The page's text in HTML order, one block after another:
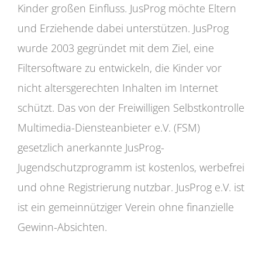
Kinder großen Einfluss. JusProg möchte Eltern
und Erziehende dabei unterstützen. JusProg
wurde 2003 gegründet mit dem Ziel, eine
Filtersoftware zu entwickeln, die Kinder vor
nicht altersgerechten Inhalten im Internet
schützt. Das von der Freiwilligen Selbstkontrolle
Multimedia-Diensteanbieter e.V. (FSM)
gesetzlich anerkannte JusProg-
Jugendschutzprogramm ist kostenlos, werbefrei
und ohne Registrierung nutzbar. JusProg e.V. ist
ist ein gemeinnütziger Verein ohne finanzielle
Gewinn-Absichten.